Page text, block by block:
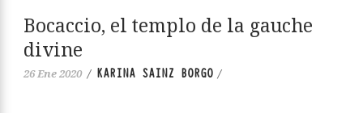
Bocaccio, el templo de la gauche
divine
26 Ene 2020 / KARINA SAINZ BORGO /